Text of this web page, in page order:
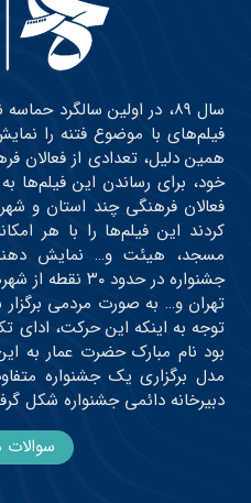
سال ۸۹، در اولین سالگرد
فیلم‌های با موضوع فتنه را
همین دلیل، تعدادی از فعالان
خود، برای رساندن این فیلم‌ها
فعالان فرهنگی چند استان و
کردند این فیلم‌ها را با هر
مسجد، هیئت و… نمایش
جشنواره در
توجه به اینکه این حرکت، ادای
بود نام مبارک حضرت عمار به
مدل برگزاری یک جشنواره
دبیرخانه دائمی جشنواره شکل
سوالات